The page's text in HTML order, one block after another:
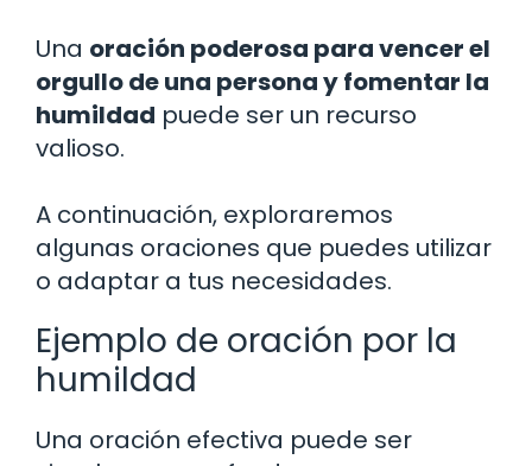
Una oración poderosa para vencer el
orgullo de una persona y fomentar la
humildad puede ser un recurso
valioso.
A continuación, exploraremos
algunas oraciones que puedes utilizar
o adaptar a tus necesidades.
Ejemplo de oración por la
humildad
Una oración efectiva puede ser